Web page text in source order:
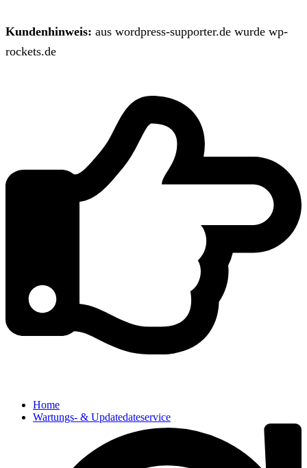
Kundenhinweis: aus wordpress-supporter.de wurde wp-
rockets.de
Home
Wartungs- & Updatedateservice